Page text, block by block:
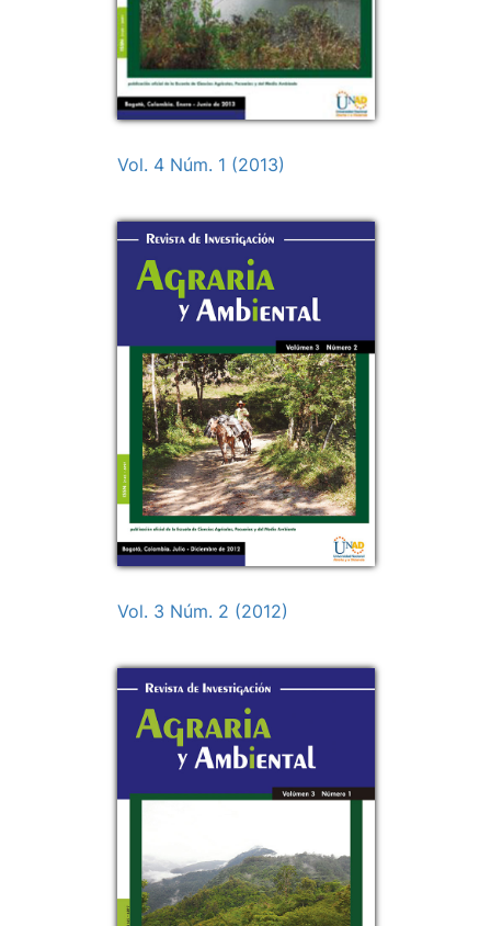
Vol. 4 Núm. 1 (2013)
Vol. 3 Núm. 2 (2012)